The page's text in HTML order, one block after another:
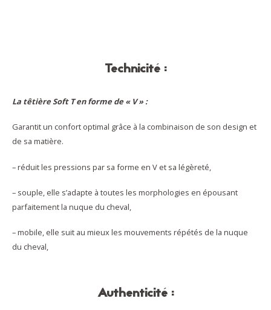
Technicité :
La têtière Soft T en forme de « V » :
Garantit un confort optimal grâce à la combinaison de son design et
de sa matière.
– réduit les pressions par sa forme en V et sa légèreté,
– souple, elle s’adapte à toutes les morphologies en épousant
parfaitement la nuque du cheval,
– mobile, elle suit au mieux les mouvements répétés de la nuque
du cheval,
Authenticité :